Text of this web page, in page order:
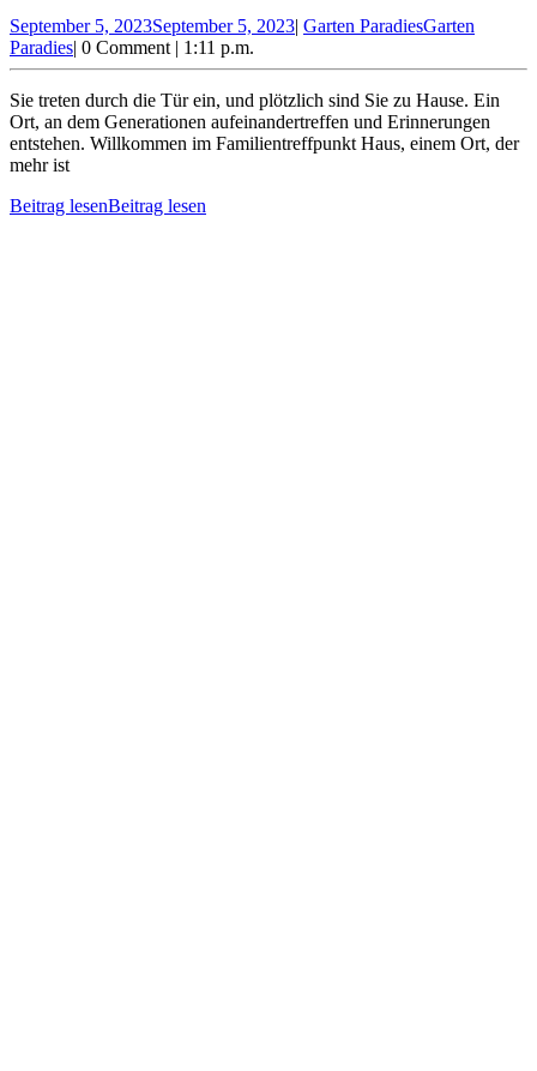
September 5, 2023September 5, 2023| Garten ParadiesGarten
Paradies| 0 Comment | 1:11 p.m.
Sie treten durch die Tür ein, und plötzlich sind Sie zu Hause. Ein
Ort, an dem Generationen aufeinandertreffen und Erinnerungen
entstehen. Willkommen im Familientreffpunkt Haus, einem Ort, der
mehr ist
Beitrag lesenBeitrag lesen